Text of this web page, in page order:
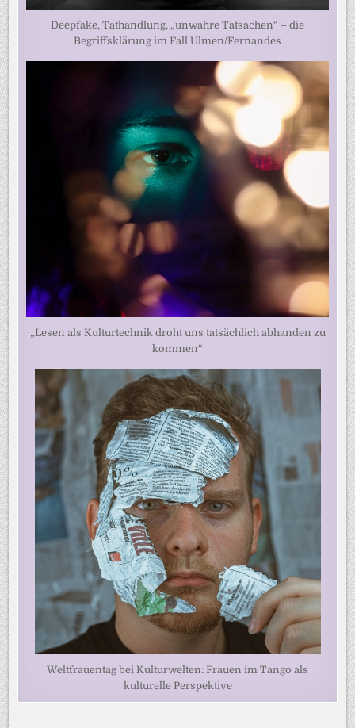
Deepfake, Tathandlung, „unwahre Tatsachen“ – die
Begriffsklärung im Fall Ulmen/Fernandes
„Lesen als Kulturtechnik droht uns tatsächlich abhanden zu
kommen“
Weltfrauentag bei Kulturwelten: Frauen im Tango als
kulturelle Perspektive